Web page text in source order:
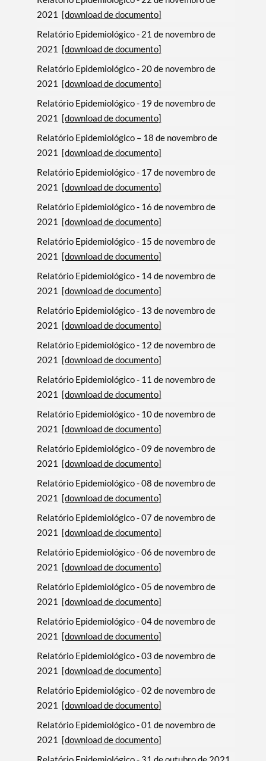
2021
[download de documento]
Relatório Epidemiológico - 21 de novembro de
2021
[download de documento]
Relatório Epidemiológico - 20 de novembro de
2021
[download de documento]
Relatório Epidemiológico - 19 de novembro de
2021
[download de documento]
Relatório Epidemiológico – 18 de novembro de
2021
[download de documento]
Relatório Epidemiológico - 17 de novembro de
2021
[download de documento]
Relatório Epidemiológico - 16 de novembro de
2021
[download de documento]
Relatório Epidemiológico - 15 de novembro de
2021
[download de documento]
Relatório Epidemiológico - 14 de novembro de
2021
[download de documento]
Relatório Epidemiológico - 13 de novembro de
2021
[download de documento]
Relatório Epidemiológico - 12 de novembro de
2021
[download de documento]
Relatório Epidemiológico - 11 de novembro de
2021
[download de documento]
Relatório Epidemiológico - 10 de novembro de
2021
[download de documento]
Relatório Epidemiológico - 09 de novembro de
2021
[download de documento]
Relatório Epidemiológico - 08 de novembro de
2021
[download de documento]
Relatório Epidemiológico - 07 de novembro de
2021
[download de documento]
Relatório Epidemiológico - 06 de novembro de
2021
[download de documento]
Relatório Epidemiológico - 05 de novembro de
2021
[download de documento]
Relatório Epidemiológico - 04 de novembro de
2021
[download de documento]
Relatório Epidemiológico - 03 de novembro de
2021
[download de documento]
Relatório Epidemiológico - 02 de novembro de
2021
[download de documento]
Relatório Epidemiológico - 01 de novembro de
2021
[download de documento]